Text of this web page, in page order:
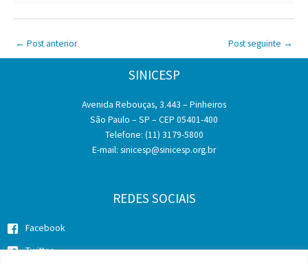
← Post anterior Post seguinte →
SINICESP
Avenida Rebouças, 3.443 – Pinheiros
São Paulo – SP – CEP 05401-400
Telefone: (11) 3179-5800
E-mail: sinicesp@sinicesp.org.br
REDES SOCIAIS
Facebook
Twitter